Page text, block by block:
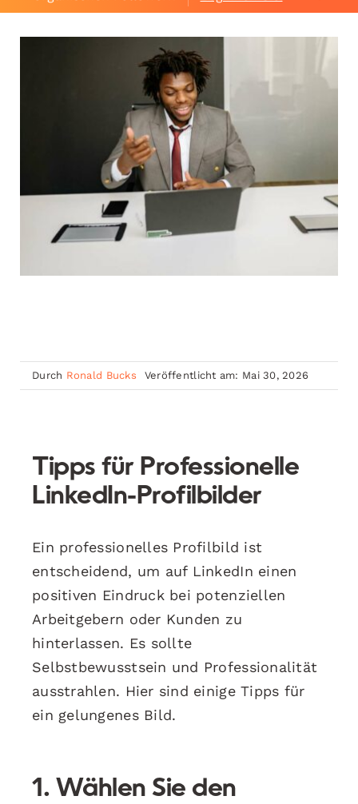
Durch Ronald Bucks Veröffentlicht am: Mai 30, 2026
Tipps für Professionelle
LinkedIn-Profilbilder
Ein professionelles Profilbild ist
entscheidend, um auf LinkedIn einen
positiven Eindruck bei potenziellen
Arbeitgebern oder Kunden zu
hinterlassen. Es sollte
Selbstbewusstsein und Professionalität
ausstrahlen. Hier sind einige Tipps für
ein gelungenes Bild.
1. Wählen Sie den